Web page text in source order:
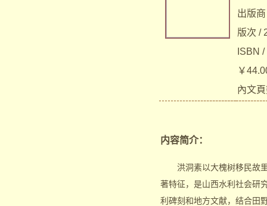
出版
版次 /
ISBN
￥
內文
内容简介：
洪洞素以大槐树移民故里
著特征，是山西水利社会研
利碑刻和地方文献，结合田